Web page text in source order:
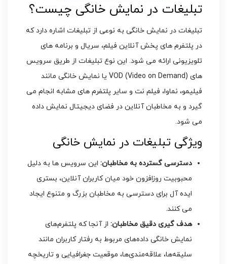
تبلیغات در نمایش خانگی چیست؟
تبلیغات در نمایش خانگی به نوعی از تبلیغات اشاره دارد که
در پلتفرم‌ های پخش آنلاین فیلم، سریال و برنامه‌ های
تلویزیونی ارائه می ‌شود. این نوع تبلیغات از طریق سرویس‌
های VOD (Video on Demand) یا نمایش خانگی مانند
فیلیمو، نماوا، فیلم‌ نت و سایر پلتفرم‌ های مشابه انجام می
‌گیرد و به مخاطبان آنلاین در فضای دیجیتال نمایش داده
می ‌شود.
ویژگی تبلیغات در نمایش خانگی
دسترسی گسترده به مخاطبان: این سرویس‌ ها به دلیل
محبوبیت روزافزون خود میان کاربران آنلاین، بستری
ایده ‌آل برای دسترسی به مخاطبان بزرگ و متنوع ایجاد
می ‌کنند.
هدف ‌گیری دقیق مخاطبان: از آنجا که پلتفرم‌های
نمایش خانگی داده‌های مربوط به رفتار کاربران مانند
سلیقه‌ها، علاقه‌مندی‌ها، موقعیت جغرافیایی و تاریخچه